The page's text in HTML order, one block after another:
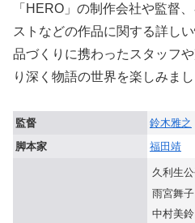
「HERO」の制作会社や監督
ストなどの作品に関する詳し
品づくりに携わったスタッフ
り深く物語の世界を楽しみまし
監督
鈴木雅之
脚本家
福田靖
久利生
雨宮舞子
中村美鈴